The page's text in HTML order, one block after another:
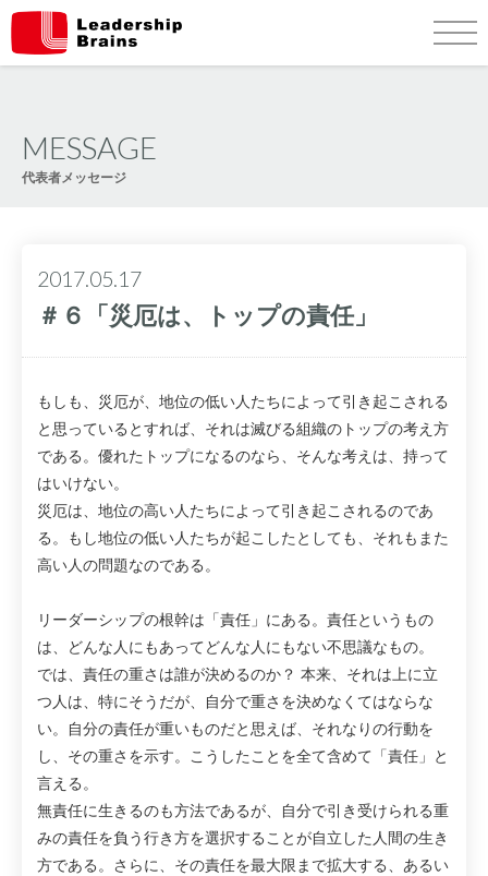
brains.co.jp/public_html/wp-content/themes/leadershipbrains/header.php
class="post-template-default single single-post postid-134 single-format-standard category-0
category-1 page-message cat-message">
MESSAGE
代表者メッセージ
2017.05.17
＃６「災厄は、トップの責任」
もしも、災厄が、地位の低い人たちによって引き起こされる
と思っているとすれば、それは滅びる組織のトップの考え方
である。優れたトップになるのなら、そんな考えは、持って
はいけない。
災厄は、地位の高い人たちによって引き起こされるのであ
る。もし地位の低い人たちが起こしたとしても、それもまた
高い人の問題なのである。
リーダーシップの根幹は「責任」にある。責任というもの
は、どんな人にもあってどんな人にもない不思議なもの。
では、責任の重さは誰が決めるのか？ 本来、それは上に立
つ人は、特にそうだが、自分で重さを決めなくてはならな
い。自分の責任が重いものだと思えば、それなりの行動を
し、その重さを示す。こうしたことを全て含めて「責任」と
言える。
無責任に生きるのも方法であるが、自分で引き受けられる重
みの責任を負う行き方を選択することが自立した人間の生き
方である。さらに、その責任を最大限まで拡大する、あるい